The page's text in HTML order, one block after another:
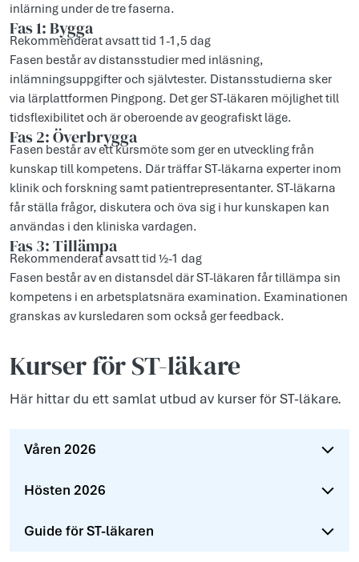
inlärning under de tre faserna.
Fas 1: Bygga
Rekommenderat avsatt tid 1-1,5 dag
Fasen består av distansstudier med inläsning,
inlämningsuppgifter och självtester. Distansstudierna sker
via lärplattformen Pingpong. Det ger ST-läkaren möjlighet till
tidsflexibilitet och är oberoende av geografiskt läge.
Fas 2: Överbrygga
Fasen består av ett kursmöte som ger en utveckling från
kunskap till kompetens. Där träffar ST-läkarna experter inom
klinik och forskning samt patientrepresentanter. ST-läkarna
får ställa frågor, diskutera och öva sig i hur kunskapen kan
användas i den kliniska vardagen.
Fas 3: Tillämpa
Rekommenderat avsatt tid ½-1 dag
Fasen består av en distansdel där ST-läkaren får tillämpa sin
kompetens i en arbetsplatsnära examination. Examinationen
granskas av kursledaren som också ger feedback.
Kurser för ST-läkare
Här hittar du ett samlat utbud av kurser för ST-läkare.
Våren 2026
Hösten 2026
Guide för ST-läkaren